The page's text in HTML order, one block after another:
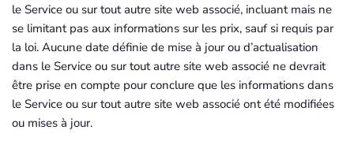
le Service ou sur tout autre site web associé, incluant mais ne
se limitant pas aux informations sur les prix, sauf si requis par
la loi. Aucune date définie de mise à jour ou d’actualisation
dans le Service ou sur tout autre site web associé ne devrait
être prise en compte pour conclure que les informations dans
le Service ou sur tout autre site web associé ont été modifiées
ou mises à jour.